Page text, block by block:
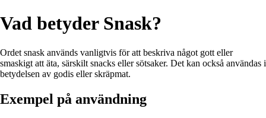
Vad betyder Snask?
Ordet snask används vanligtvis för att beskriva något gott eller
smaskigt att äta, särskilt snacks eller sötsaker. Det kan också användas i
betydelsen av godis eller skräpmat.
Exempel på användning